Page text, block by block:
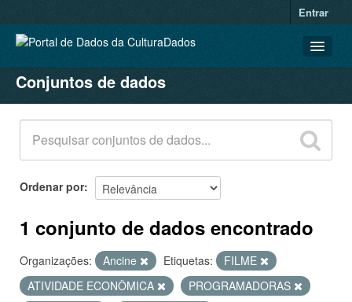
Entrar
CONJUNTOS DE DADOS
ORGANIZAÇÕES
GRUPOS
SOBRE
Conjuntos de dados
Ordenar por
1 conjunto de dados encontrado
Organizações: Ancine Etiquetas:
FILME
ATIVIDADE ECONÔMICA
PROGRAMADORAS